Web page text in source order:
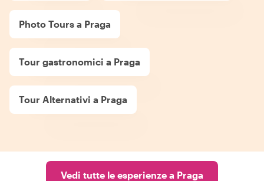
Photo Tours a Praga
Tour gastronomici a Praga
Tour Alternativi a Praga
Vedi tutte le esperienze a Praga